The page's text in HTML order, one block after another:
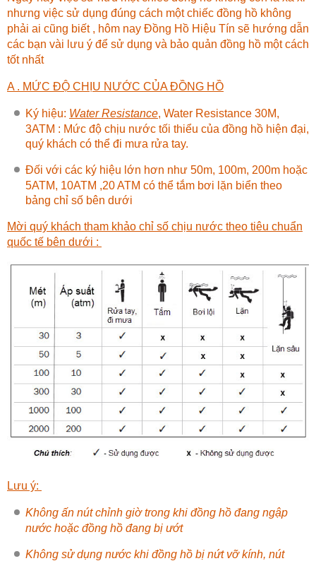
nhưng việc sử dụng đúng cách một chiếc đồng hồ không
phải ai cũng biết , hôm nay Đồng Hồ Hiệu Tín sẽ hướng dẫn
các bạn vài lưu ý để sử dụng và bảo quản đồng hồ một cách
tốt nhất
A . MỨC ĐỘ CHỊU NƯỚC CỦA ĐỒNG HỒ
Ký hiệu: Water Resistance, Water Resistance 30M,
3ATM : Mức độ chịu nước tối thiểu của đồng hồ hiện đại,
quý khách có thể đi mưa rửa tay.
Đối với các ký hiệu lớn hơn như 50m, 100m, 200m hoặc
5ATM, 10ATM ,20 ATM có thể tắm bơi lặn biển theo
bảng chỉ số bên dưới
Mời quý khách tham khảo chỉ số chịu nước theo tiêu chuẩn
quốc tế bên dưới :
Lưu ý:
Không ấn nút chỉnh giờ trong khi đồng hồ đang ngập
nước hoặc đồng hồ đang bị ướt
Không sử dụng nước khi đồng hồ bị nứt vỡ kính, nút